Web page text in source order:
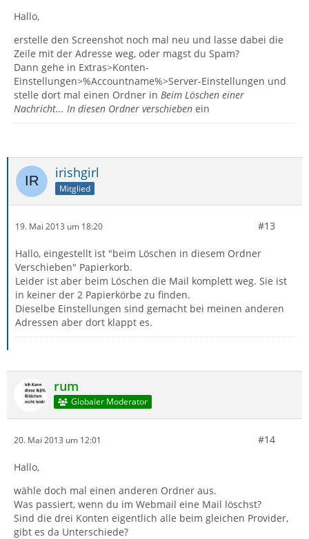
Hallo,
erstelle den Screenshot noch mal neu und lasse dabei die
Zeile mit der Adresse weg, oder magst du Spam?
Dann gehe in Extras>Konten-
Einstellungen>%Accountname%>Server-Einstellungen und
stelle dort mal einen Ordner in Beim Löschen einer
Nachricht... In diesen Ordner verschieben ein
irishgirl
Mitglied
19. Mai 2013 um 18:20 #13
Hallo, eingestellt ist "beim Löschen in diesem Ordner
Verschieben" Papierkorb.
Leider ist aber beim Löschen die Mail komplett weg. Sie ist
in keiner der 2 Papierkörbe zu finden.
Dieselbe Einstellungen sind gemacht bei meinen anderen
Adressen aber dort klappt es.
rum
Globaler Moderator
20. Mai 2013 um 12:01 #14
Hallo,
wähle doch mal einen anderen Ordner aus.
Was passiert, wenn du im Webmail eine Mail löschst?
Sind die drei Konten eigentlich alle beim gleichen Provider,
gibt es da Unterschiede?